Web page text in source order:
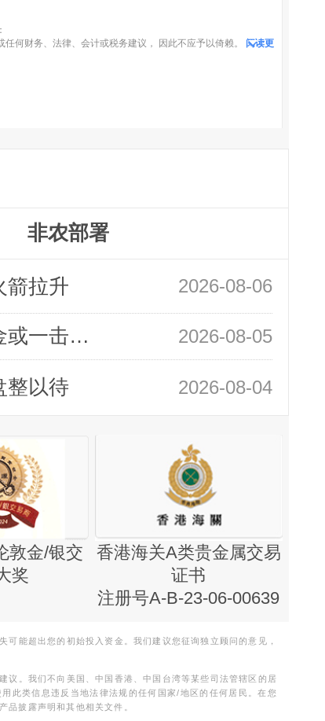
何财务、法律、会计或税务建议， 因此不应予以倚赖。
阅读更
非农部署
箭拉升 2026-08-06
领峰金评：静待小非农指引 黄金或一击破局 2026-08-05
整以待 2026-08-04
敦金/银交
奖
香港海关A类贵金属交易
证书
注册号A-B-23-06-00639
能超出您的初始投入资金。我们建议您征询独立顾问的意见，
议。我们不向美国、中国香港、中国台湾等某些司法管辖区的居
此类信息违反当地法律法规的任何国家/地区的任何居民。在您
品披露声明和其他相关文件。